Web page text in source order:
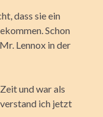
dass sie ein
Schon
Lennox in der
und war als
ich jetzt